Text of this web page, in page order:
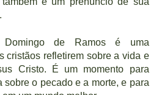
de Ramos é uma
cristãos refletirem sobre a vida e
Cristo. É um momento para
sobre o pecado e a morte, e para